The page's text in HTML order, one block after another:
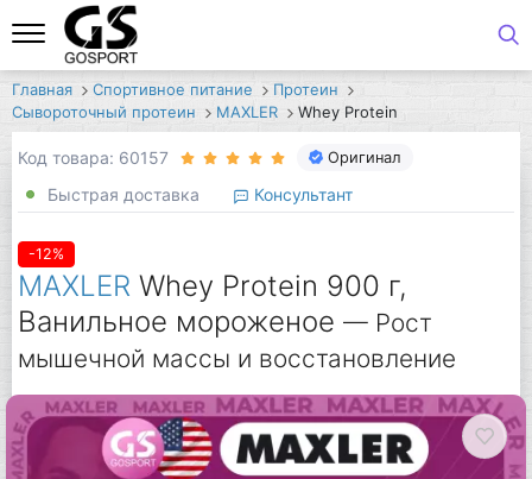
Главная Спортивное питание
Протеин
Сывороточный протеин
MAXLER Whey Protein
Код товара: 60157 Оригинал
Быстрая доставка Консультант
-12%
MAXLER Whey Protein 900 г,
Ванильное мороженое — Рост
мышечной массы и восстановление